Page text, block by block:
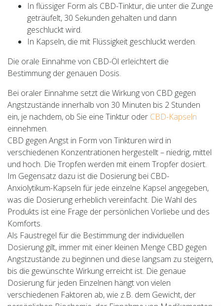
In flüssiger Form als CBD-Tinktur, die unter die Zunge
geträufelt, 30 Sekunden gehalten und dann
geschluckt wird.
In Kapseln, die mit Flüssigkeit geschluckt werden.
Die orale Einnahme von CBD-Öl erleichtert die
Bestimmung der genauen Dosis.
Bei oraler Einnahme setzt die Wirkung von CBD gegen
Angstzustände innerhalb von 30 Minuten bis 2 Stunden
ein, je nachdem, ob Sie eine Tinktur oder CBD-Kapseln
einnehmen.
CBD gegen Angst in Form von Tinkturen wird in
verschiedenen Konzentrationen hergestellt – niedrig, mittel
und hoch. Die Tropfen werden mit einem Tropfer dosiert.
Im Gegensatz dazu ist die Dosierung bei CBD-
Anxiolytikum-Kapseln für jede einzelne Kapsel angegeben,
was die Dosierung erheblich vereinfacht. Die Wahl des
Produkts ist eine Frage der persönlichen Vorliebe und des
Komforts.
Als Faustregel für die Bestimmung der individuellen
Dosierung gilt, immer mit einer kleinen Menge CBD gegen
Angstzustände zu beginnen und diese langsam zu steigern,
bis die gewünschte Wirkung erreicht ist. Die genaue
Dosierung für jeden Einzelnen hängt von vielen
verschiedenen Faktoren ab, wie z.B. dem Gewicht, der